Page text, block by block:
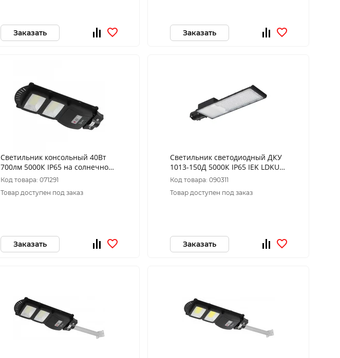
Заказать Заказать
Светильник консольный 40Вт
700лм 5000К IP65 на солнечной
батарее SMD с датчиком
движения ПДУ ЭРА
Код товара: 071291
Товар доступен под заказ
Заказать
Светильник светодиодный ДКУ
1013-150Д 5000К IP65 IEK LDKU1-
1013-150-5000-K03
Код товара: 090311
Товар доступен под заказ
Заказать